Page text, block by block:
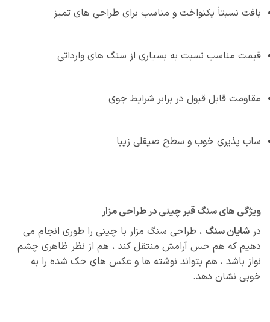
بافت نسبتاً یکنواخت و مناسب برای طراحی‌ های تمیز
قیمت مناسب نسبت به بسیاری از سنگ‌ های وارداتی
مقاومت قابل‌ قبول در برابر شرایط جوی
ساب‌ پذیری خوب و سطح صیقلی زیبا
ویژگی‌ های سنگ قبر چینی در طراحی مزار
درشایان سنگ، طراحی سنگ مزار با چینی را طوری انجام می‌
دهیم که هم حس آرامش منتقل کند ، هم از نظر ظاهری چشم‌
نواز باشد ، هم بتواند نوشته‌ ها و عکس‌ های حک‌ شده را به‌
خوبی نشان دهد.